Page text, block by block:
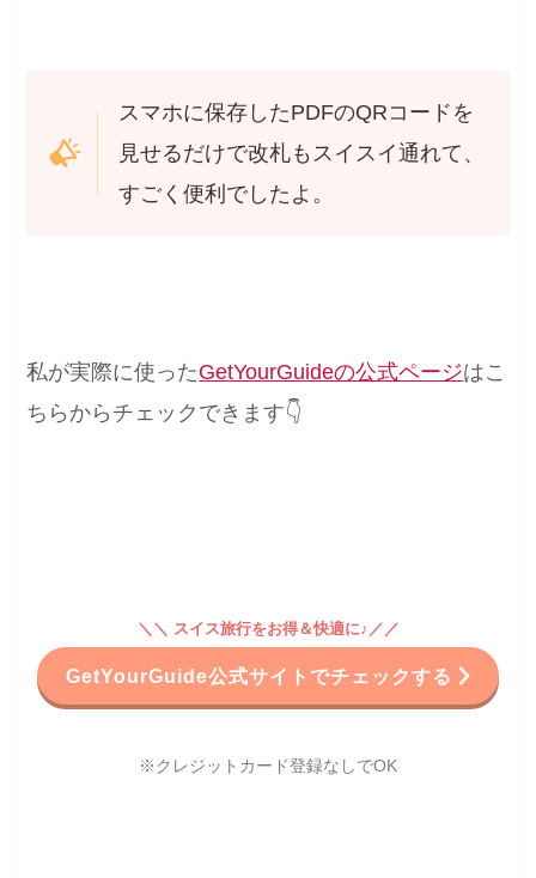
スマホに保存したPDFのQRコードを
見せるだけで改札もスイスイ通れて、
すごく便利でしたよ。
私が実際に使ったGetYourGuideの公式ページはこ
ちらからチェックできます👇
＼＼ スイス旅行をお得＆快適に♪／／
GetYourGuide公式サイトでチェックする
※クレジットカード登録なしでOK